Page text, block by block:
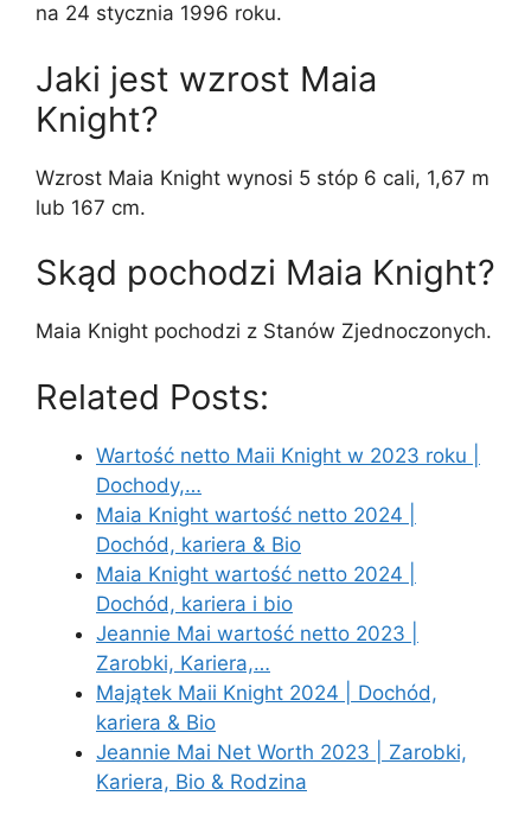
na 24 stycznia 1996 roku.
Jaki jest wzrost Maia
Knight?
Wzrost Maia Knight wynosi 5 stóp 6 cali, 1,67 m
lub 167 cm.
Skąd pochodzi Maia Knight?
Maia Knight pochodzi z Stanów Zjednoczonych.
Related Posts:
Wartość netto Maii Knight w 2023 roku |
Dochody,…
Maia Knight wartość netto 2024 |
Dochód, kariera & Bio
Maia Knight wartość netto 2024 |
Dochód, kariera i bio
Jeannie Mai wartość netto 2023 |
Zarobki, Kariera,…
Majątek Maii Knight 2024 | Dochód,
kariera & Bio
Jeannie Mai Net Worth 2023 | Zarobki,
Kariera, Bio & Rodzina